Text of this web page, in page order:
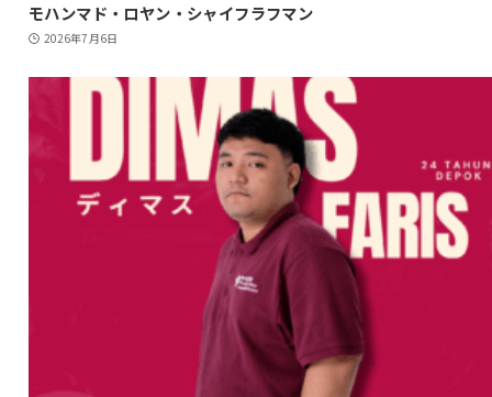
モハンマド・ロヤン・シャイフラフマン
2026年7月6日